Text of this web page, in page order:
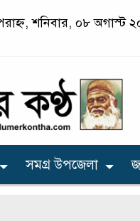
শনিবার, ০৮ অগাস্ট
সমগ্র উপজেলা